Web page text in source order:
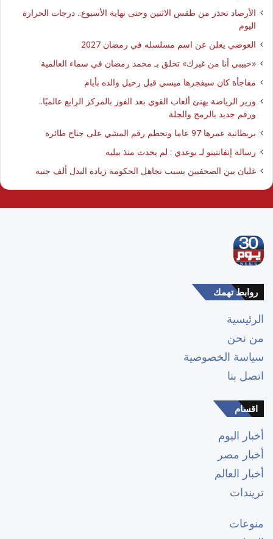
الأرصاد تحذر من طقس الاثنين وحتى نهاية الأسبوع.. درجات الحرارة
اليوم
العوضي يعلن عن اسم مسلسله في رمضان 2027
​«حبيبي أنا من غيرك» تحلق بـ محمد رمضان في سماء العالمية
مفاجأة كان سيفجرها ميسي قبل رحيل والده بأيام
وزير الرياضة يهنئ ألعاب القوي بعد الفوز بالمركز الرابع عالميًا..
ورقم جديد بالرمح والجلة
بريطانية عمرها 97 عاما وتحطم رقم المشي على جناح طائرة
رسالة إنفانتينو لـ بوعدي : لم يحدث منذ بيليه
غليان بين الصحفيين بسبب تجاهل الحكومة زيادة البدل ألف جنيه
روابط تهمك
الرئيسية
من نحن
سياسة الخصوصية
اتصل بنا
اقسام
أخبار اليوم
أخبار مصر
أخبار العالم
تريندات
منوعات